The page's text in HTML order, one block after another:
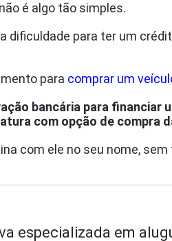
é algo tão simples.
dificuldade para ter um
para comprar um
bancária para financiar
com opção de compra
com ele no seu nome,
especializada em